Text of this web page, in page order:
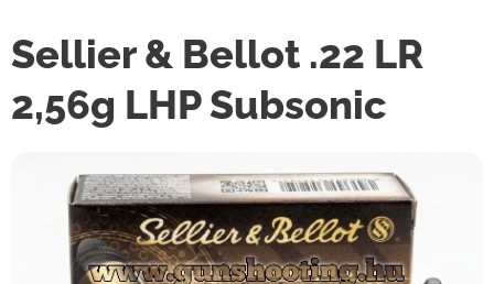
Sellier & Bellot .22 LR
2,56g LHP Subsonic